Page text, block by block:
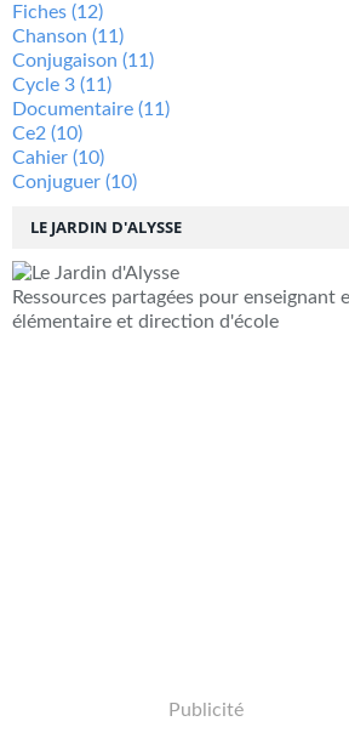
LE JARDIN D'ALYSSE
Ressources partagées pour enseignant
élémentaire et direction d'école
Publicité
Fiches (12)
Chanson (11)
Conjugaison (11)
Cycle 3 (11)
Documentaire (11)
Ce2 (10)
Cahier (10)
Conjuguer (10)